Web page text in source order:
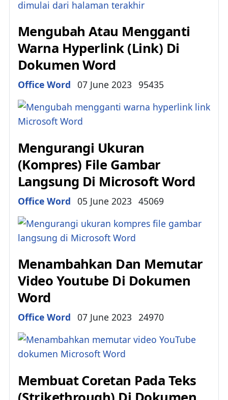
Mengubah Atau Mengganti
Warna Hyperlink (Link) Di
Dokumen Word
Details
Office Word 07 June 2023 95435
Mengurangi Ukuran
(Kompres) File Gambar
Langsung Di Microsoft Word
Details
Office Word 05 June 2023 45069
Menambahkan Dan Memutar
Video Youtube Di Dokumen
Word
Details
Office Word 07 June 2023 24970
Membuat Coretan Pada Teks